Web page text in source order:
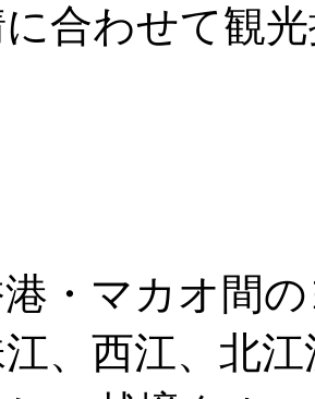
合わせて観
・マカオ間
、西江、北